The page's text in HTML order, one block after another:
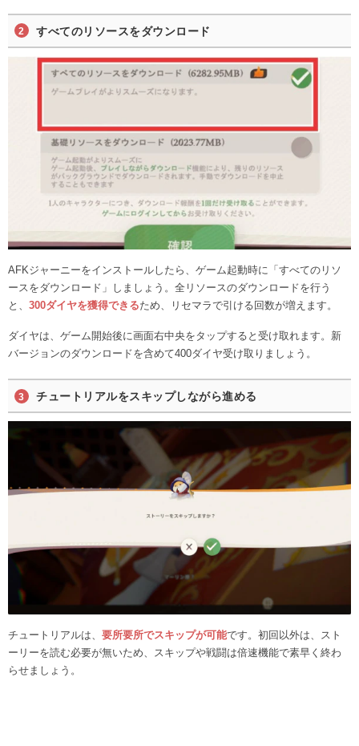
すべてのリソースをダウンロード
AFKジャーニーをインストールしたら、ゲーム起動時に「すべてのリソ
ースをダウンロード」しましょう。全リソースのダウンロードを行う
と、 300ダイヤを獲得できるため、リセマラで引ける回数が増えます。
ダイヤは、ゲーム開始後に画面右中央をタップすると受け取れます。新
バージョンのダウンロードを含めて400ダイヤ受け取りましょう。
チュートリアルをスキップしながら進める
チュートリアルは、 要所要所でスキップが可能です。初回以外は、スト
ーリーを読む必要が無いため、スキップや戦闘は倍速機能で素早く終わ
らせましょう。